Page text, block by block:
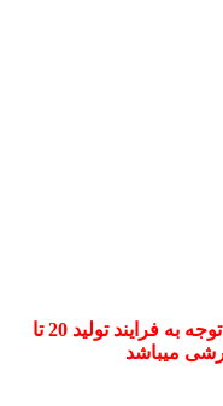
زمان تحویل محصولات سفارشی ساز با توجه به فرایند تولید 20 تا